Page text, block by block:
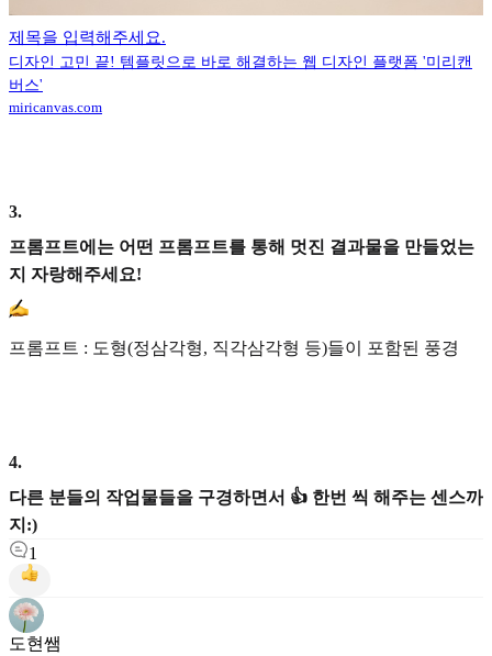
제목을 입력해주세요.
디자인 고민 끝! 템플릿으로 바로 해결하는 웹 디자인 플랫폼 '미리캔
버스'
miricanvas.com
3.
프롬프트에는 어떤 프롬프트를 통해 멋진 결과물을 만들었는
지 자랑해주세요!
프롬프트 : 도형(정삼각형, 직각삼각형 등)들이 포함된 풍경
4.
다른 분들의 작업물들을 구경하면서 👍 한번 씩 해주는 센스까
지:)
1
도현쌤